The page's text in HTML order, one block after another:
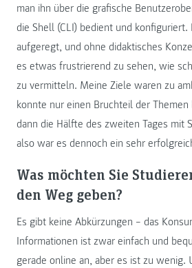
man ihn über die grafische
die Shell (CLI) bedient und
aufgeregt, und ohne didaktisches
es etwas frustrierend zu sehen, wie
zu vermitteln. Meine Ziele waren zu
konnte nur einen Bruchteil der
dann die Hälfte des zweiten Tages mit
also war es dennoch ein sehr
Was möchten Sie
den Weg geben?
Es gibt keine Abkürzungen – das
Informationen ist zwar einfach und
gerade online an, aber es ist zu wenig.